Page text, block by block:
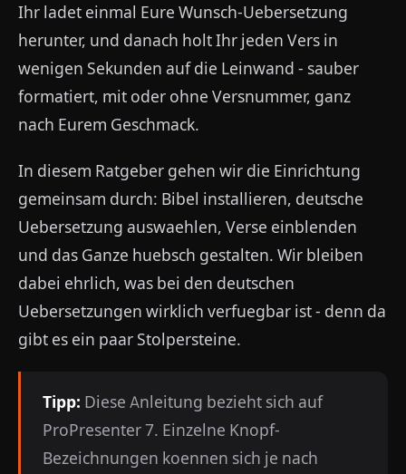
Ihr ladet einmal Eure Wunsch-Uebersetzung
herunter, und danach holt Ihr jeden Vers in
wenigen Sekunden auf die Leinwand - sauber
formatiert, mit oder ohne Versnummer, ganz
nach Eurem Geschmack.
In diesem Ratgeber gehen wir die Einrichtung
gemeinsam durch: Bibel installieren, deutsche
Uebersetzung auswaehlen, Verse einblenden
und das Ganze huebsch gestalten. Wir bleiben
dabei ehrlich, was bei den deutschen
Uebersetzungen wirklich verfuegbar ist - denn da
gibt es ein paar Stolpersteine.
Tipp: Diese Anleitung bezieht sich auf
ProPresenter 7. Einzelne Knopf-
Bezeichnungen koennen sich je nach